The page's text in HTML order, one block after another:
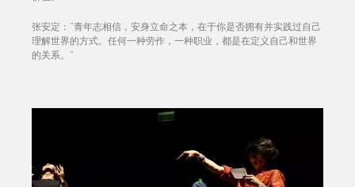
张安定：“青年志相信，安身立命之本，在于你是否拥有并实践过自己
理解世界的方式。任何一种劳作，一种职业，都是在定义自己和世界
的关系。”